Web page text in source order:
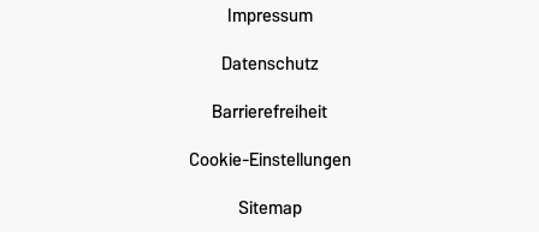
Impressum
Datenschutz
Barrierefreiheit
Cookie-Einstellungen
Sitemap